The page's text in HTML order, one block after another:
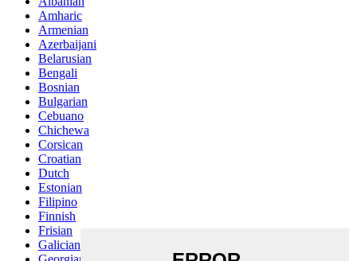
Amharic
Armenian
Azerbaijani
Belarusian
Bengali
Bosnian
Bulgarian
Cebuano
Chichewa
Corsican
Croatian
Dutch
Estonian
Filipino
Finnish
Frisian
Galician